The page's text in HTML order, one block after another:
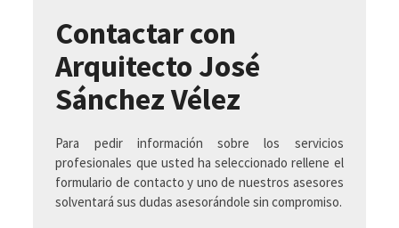
Contactar con
Arquitecto José
Sánchez Vélez
Para pedir información sobre los servicios
profesionales que usted ha seleccionado rellene el
formulario de contacto y uno de nuestros asesores
solventará sus dudas asesorándole sin compromiso.